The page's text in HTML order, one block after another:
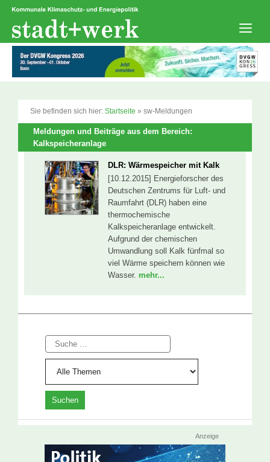
Zum
springen
Sie befinden sich hier: Startseite » sw-Meldungen
Meldungen und Beiträge aus dem Bereich:
Kalkspeicheranlage
DLR: Wärmespeicher mit Kalk
[10.12.2015] Energieforscher des
Deutschen Zentrums für Luft- und
Raumfahrt (DLR) haben eine
thermochemische
Kalkspeicheranlage entwickelt.
Aufgrund der chemischen
Umwandlung soll Kalk fünfmal so
viel Wärme speichern können wie
Wasser. mehr...
Suche
Anzeige